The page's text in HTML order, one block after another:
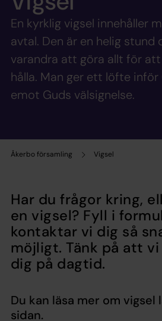
Åkerbo församling Vigsel
En kyrklig vigsel innehåller
avtal. Den är en helig stund
varandra att göra allt för
hålla. Man ger ett löfte
emot Guds välsignelse.
Har du frågor kring,
en vigsel? Fyll i
kontaktar vi dig så
möjligt. Tänk på att
dig på dagtid.
Du kan läsa mer om vigsel
sidan.